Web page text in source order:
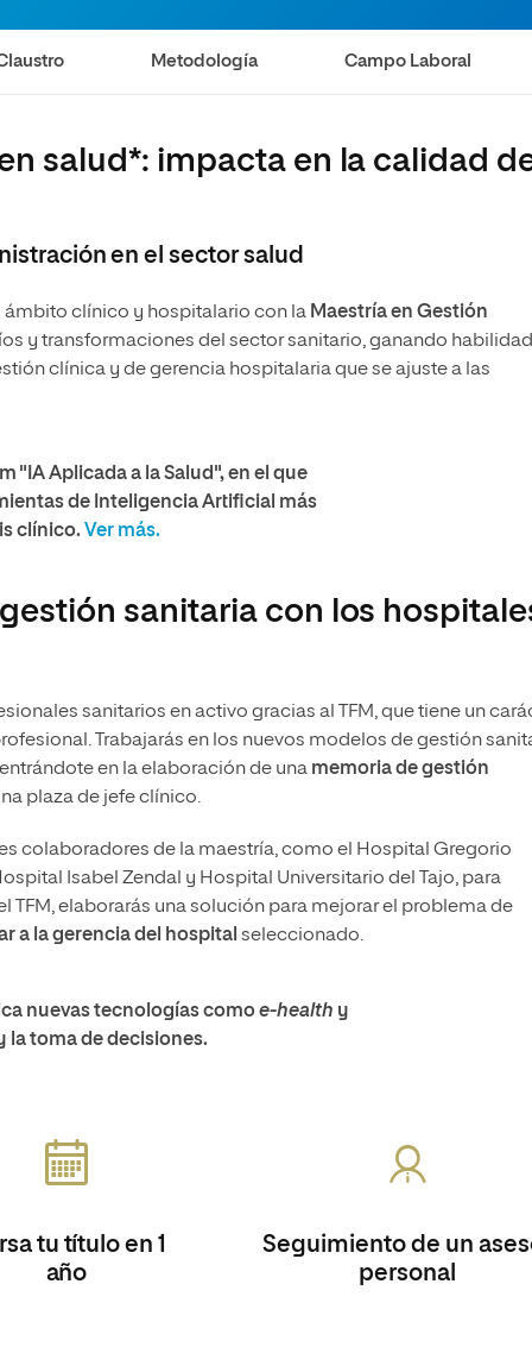
Metodología Campo Laboral
salud*: impacta en la calidad
en el sector salud
ámbito clínico y hospitalario con la Maestría en Gestión
y transformaciones del sector sanitario, ganando
clínica y de gerencia hospitalaria que se ajuste a las
"IA Aplicada a la Salud", en el que
de Inteligencia Artificial más
clínico. Ver más.
sanitaria con los
sanitarios en activo gracias al TFM, que tiene un
Trabajarás en los nuevos modelos de gestión
en la elaboración de una memoria de gestión
plaza de jefe clínico.
colaboradores de la maestría, como el Hospital Gregorio
Isabel Zendal y Hospital Universitario del Tajo, para
elaborarás una solución para mejorar el problema de
a la gerencia del hospital seleccionado.
nuevas tecnologías comoe-health y
la toma de decisiones.
tu título en 1
año
Seguimiento de un
personal